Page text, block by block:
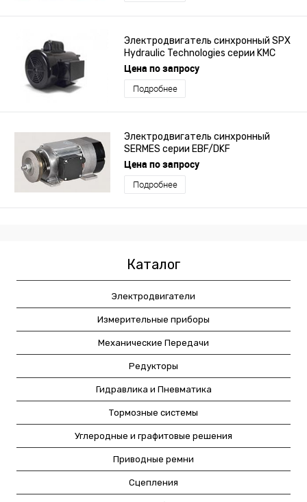
Электродвигатель синхронный SPX
Hydraulic Technologies серии KMC
Цена по запросу
Подробнее
Электродвигатель синхронный
SERMES серии EBF/DKF
Цена по запросу
Подробнее
Каталог
Электродвигатели
Измерительные приборы
Механические Передачи
Редукторы
Гидравлика и Пневматика
Тормозные системы
Углеродные и графитовые решения
Приводные ремни
Сцепления